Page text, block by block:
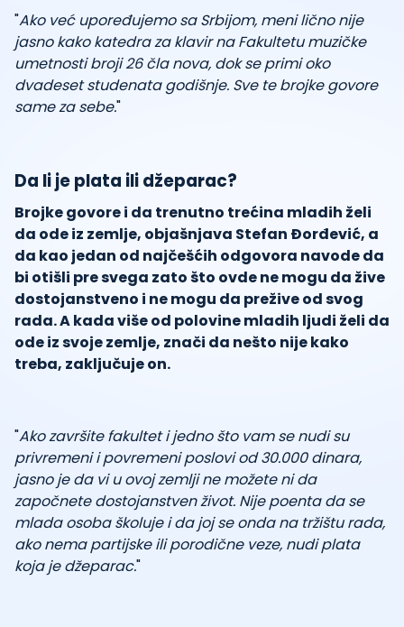
"Ako već upoređujemo sa Srbijom, meni lično nije
jasno kako katedra za klavir na Fakultetu muzičke
umetnosti broji 26 čla nova, dok se primi oko
dvadeset studenata godišnje. Sve te brojke govore
same za sebe."
Da li je plata ili džeparac?
Brojke govore i da trenutno trećina mladih želi
da ode iz zemlje, objašnjava Stefan Đorđević, a
da kao jedan od najčešćih odgovora navode da
bi otišli pre svega zato što ovde ne mogu da žive
dostojanstveno i ne mogu da prežive od svog
rada. A kada više od polovine mladih ljudi želi da
ode iz svoje zemlje, znači da nešto nije kako
treba, zaključuje on.
"Ako završite fakultet i jedno što vam se nudi su
privremeni i povremeni poslovi od 30.000 dinara,
jasno je da vi u ovoj zemlji ne možete ni da
započnete dostojanstven život. Nije poenta da se
mlada osoba školuje i da joj se onda na tržištu rada,
ako nema partijske ili porodične veze, nudi plata
koja je džeparac."